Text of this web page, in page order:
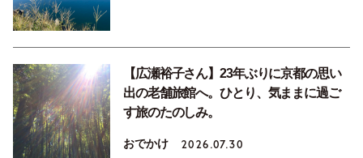
【広瀬裕子さん】23年ぶりに京都の思い
出の老舗旅館へ。ひとり、気ままに過ご
す旅のたのしみ。
おでかけ 2026.07.30